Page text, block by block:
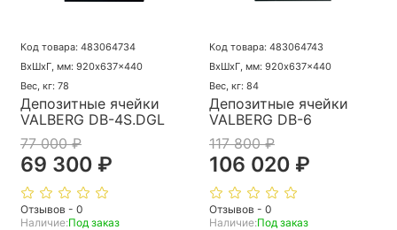
Код товара: 483064734
ВхШхГ, мм: 920x637x440
Вес, кг: 78
Депозитные ячейки
VALBERG DB-4S.DGL
77 000 ₽
69 300 ₽
Отзывов - 0
Наличие:Под заказ
Код товара: 483064743
ВхШхГ, мм: 920x637x440
Вес, кг: 84
Депозитные ячейки
VALBERG DB-6
117 800 ₽
106 020 ₽
Отзывов - 0
Наличие:Под заказ